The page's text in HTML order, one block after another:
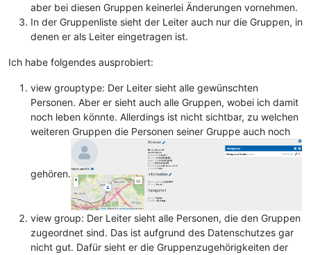
aber bei diesen Gruppen keinerlei Änderungen vornehmen.
In der Gruppenliste sieht der Leiter auch nur die Gruppen, in
denen er als Leiter eingetragen ist.
Ich habe folgendes ausprobiert:
view grouptype: Der Leiter sieht alle gewünschten
Personen. Aber er sieht auch alle Gruppen, wobei ich damit
noch leben könnte. Allerdings ist nicht sichtbar, zu welchen
weiteren Gruppen die Personen seiner Gruppe auch noch
gehören.
view group: Der Leiter sieht alle Personen, die den Gruppen
zugeordnet sind. Das ist aufgrund des Datenschutzes gar
nicht gut. Dafür sieht er die Gruppenzugehörigkeiten der